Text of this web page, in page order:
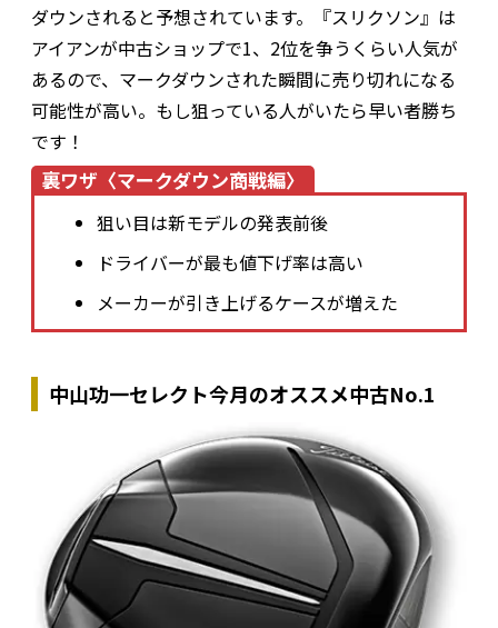
ダウンされると予想されています。『スリクソン』は
アイアンが中古ショップで1、2位を争うくらい人気が
あるので、マークダウンされた瞬間に売り切れになる
可能性が高い。もし狙っている人がいたら早い者勝ち
です！
裏ワザ〈マークダウン商戦編〉
狙い目は新モデルの発表前後
ドライバーが最も値下げ率は高い
メーカーが引き上げるケースが増えた
中山功一セレクト今月のオススメ中古No.1